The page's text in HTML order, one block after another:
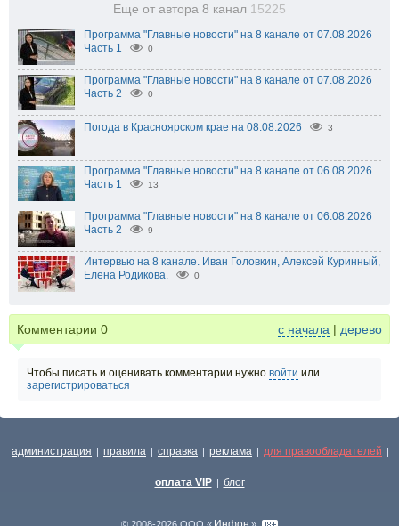
Еще от автора 8 канал 15225
Программа "Главные новости" на 8 канале от 07.08.2026
Часть 1
0
Программа "Главные новости" на 8 канале от 07.08.2026
Часть 2
0
Погода в Красноярском крае на 08.08.2026 3
Программа "Главные новости" на 8 канале от 06.08.2026
Часть 1
13
Программа "Главные новости" на 8 канале от 06.08.2026
Часть 2
9
Интервью на 8 канале. Иван Головкин, Алексей Куринный,
Елена Родикова.
0
Комментарии 0 с начала | дерево
Чтобы писать и оценивать комментарии нужно войти или
зарегистрироваться
администрация | правила | справка | реклама | для правообладателей |
оплата VIP | блог